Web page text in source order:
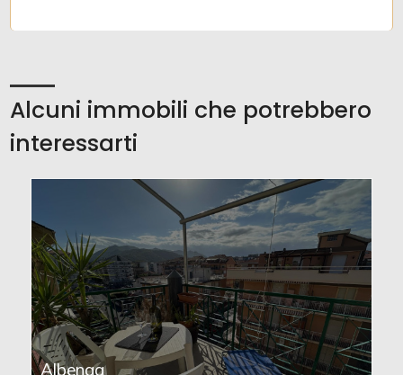
Alcuni immobili che potrebbero
interessarti
Albenga